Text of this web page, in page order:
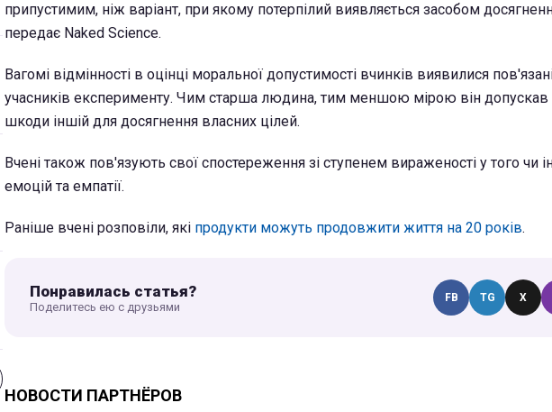
припустимим, ніж варіант, при якому потерпілий виявляється засобом
передає Naked Science.
Вагомі відмінності в оцінці моральної допустимості вчинків виявилися
учасників експерименту. Чим старша людина, тим меншою мірою він допускав
шкоди іншій для досягнення власних цілей.
Вчені також пов'язують свої спостереження зі ступенем вираженості у того чи
емоцій та емпатії.
Раніше вчені розповіли, які продукти можуть продовжити життя на 20 років.
Понравилась статья?
Поделитесь ею с друзьями
FB TG X